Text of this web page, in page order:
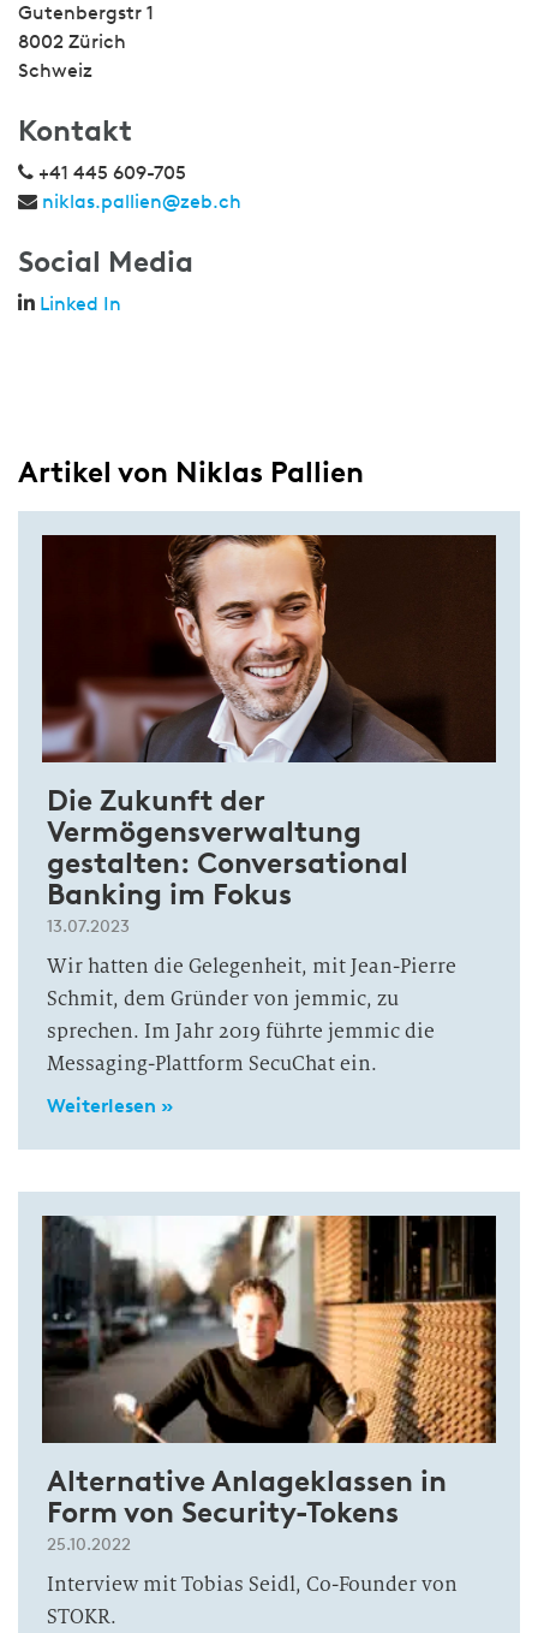
Gutenbergstr 1
8002 Zürich
Schweiz
Kontakt
+41 445 609-705
niklas.pallien@zeb.ch
Social Media
Linked In
Artikel von Niklas Pallien
Die Zukunft der
Vermögensverwaltung
gestalten: Conversational
Banking im Fokus
13.07.2023
Wir hatten die Gelegenheit, mit Jean-Pierre
Schmit, dem Gründer von jemmic, zu
sprechen. Im Jahr 2019 führte jemmic die
Messaging-Plattform SecuChat ein.
Weiterlesen »
Alternative Anlageklassen in
Form von Security-Tokens
25.10.2022
Interview mit Tobias Seidl, Co-Founder von
STOKR.